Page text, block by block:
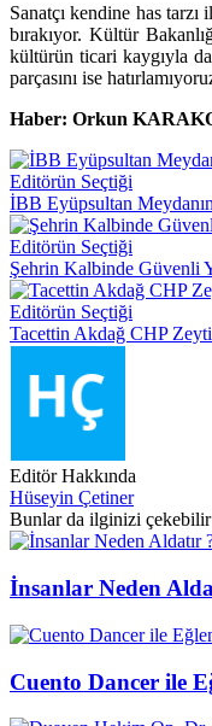
Sanatçı kendine has
bırakıyor. Kültür
kültürün ticari kaygıyla
parçasını ise
Haber: Orkun
Editörün Seçtiği
İBB Eyüpsultan
Editörün Seçtiği
Şehrin Kalbinde Güvenli
Editörün Seçtiği
Tacettin Akdağ CHP
Editör Hakkında
Hüseyin Çetiner
Bunlar da ilginizi çekebilir
İnsanlar Neden
Cuento Dancer ile